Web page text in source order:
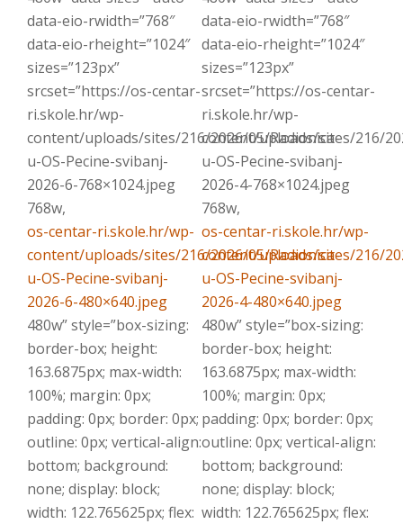
data-eio-rwidth=”768″
data-eio-rheight=”1024″
sizes=”123px”
srcset=”https://os-centar-
ri.skole.hr/wp-
content/uploads/sites/216/2026/05/Radionica-
u-OS-Pecine-svibanj-
2026-6-768×1024.jpeg
768w,
os-centar-ri.skole.hr/wp-
content/uploads/sites/216/2026/05/Radionica-
u-OS-Pecine-svibanj-
2026-6-480×640.jpeg
480w” style=”box-sizing:
border-box; height:
163.6875px; max-width:
100%; margin: 0px;
padding: 0px; border: 0px;
outline: 0px; vertical-align:
bottom; background:
none; display: block;
width: 122.765625px; flex:
data-eio-rwidth=”768″
data-eio-rheight=”1024″
sizes=”123px”
srcset=”https://os-centar-
ri.skole.hr/wp-
content/uploads/sites/216/
u-OS-Pecine-svibanj-
2026-4-768×1024.jpeg
768w,
os-centar-ri.skole.hr/wp-
content/uploads/sites/216/
u-OS-Pecine-svibanj-
2026-4-480×640.jpeg
480w” style=”box-sizing:
border-box; height:
163.6875px; max-width:
100%; margin: 0px;
padding: 0px; border: 0px;
outline: 0px; vertical-align:
bottom; background:
none; display: block;
width: 122.765625px; flex: